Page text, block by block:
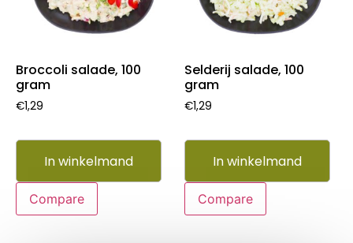
Broccoli salade, 100
gram
€1,29
In winkelmand
Compare
Selderij salade, 100
gram
€1,29
In winkelmand
Compare